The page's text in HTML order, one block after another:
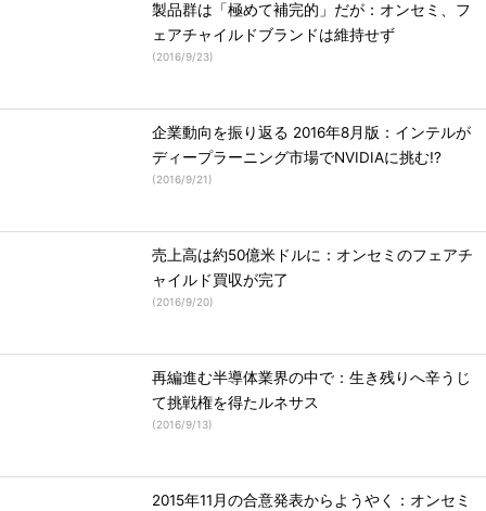
製品群は「極めて補完的」だが：オンセミ、フ
ェアチャイルドブランドは維持せず
(2016/9/23)
企業動向を振り返る 2016年8月版：インテルが
ディープラーニング市場でNVIDIAに挑む!?
(2016/9/21)
売上高は約50億米ドルに：オンセミのフェアチ
ャイルド買収が完了
(2016/9/20)
再編進む半導体業界の中で：生き残りへ辛うじ
て挑戦権を得たルネサス
(2016/9/13)
2015年11月の合意発表からようやく：オンセミ